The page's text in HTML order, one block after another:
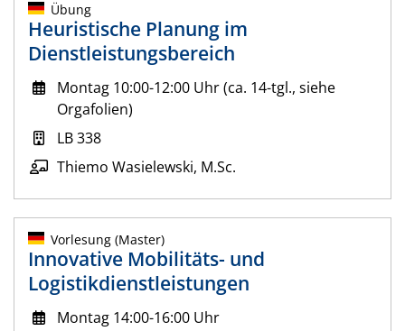
Übung
Heuristische Planung im
Dienstleistungsbereich
Montag 10:00-12:00 Uhr (ca. 14-tgl., siehe
Orgafolien)
LB 338
Thiemo Wasielewski, M.Sc.
Vorlesung (Master)
Innovative Mobilitäts- und
Logistikdienstleistungen
Montag 14:00-16:00 Uhr